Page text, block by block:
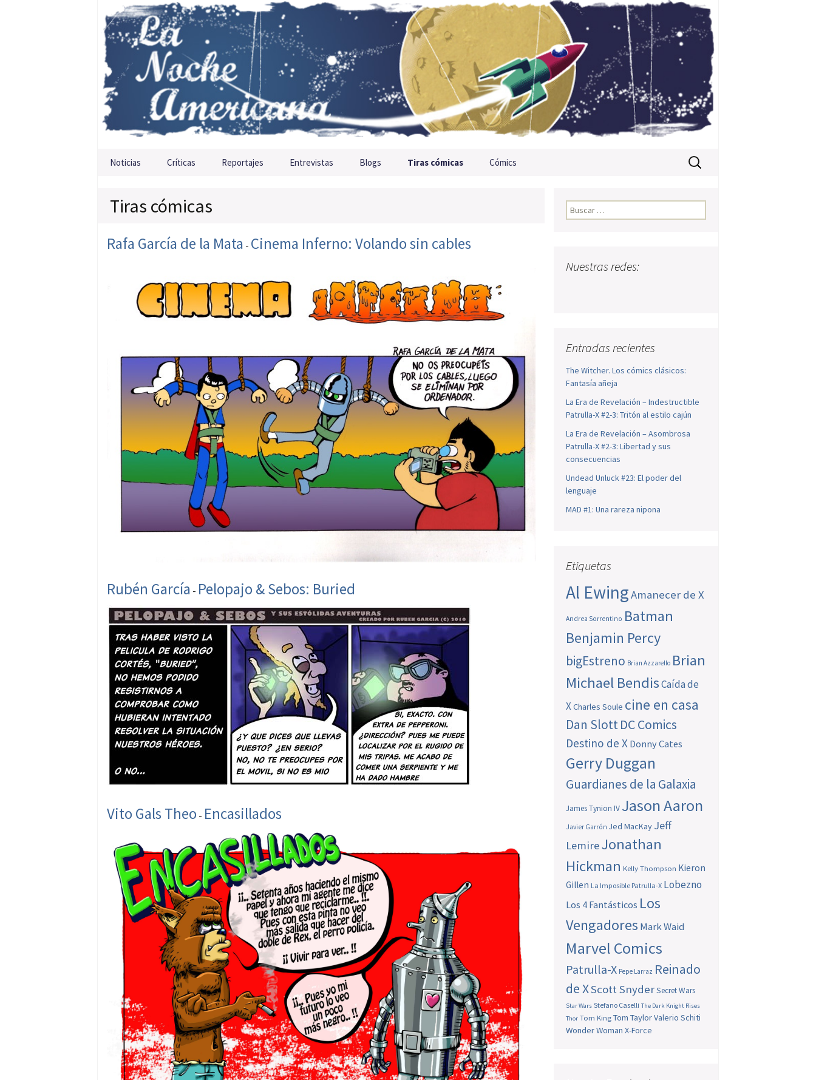
Saltar al contenido
Noticias Críticas Reportajes Entrevistas Blogs Tiras cómicas Cómics Buscar:
Tiras cómicas
Rafa García de la Mata - Cinema Inferno: Volando sin cables
Rubén García - Pelopajo & Sebos: Buried
Vito Gals Theo - Encasillados
Buscar:
Nuestras redes:
Entradas recientes
The Witcher. Los cómics clásicos:
Fantasía añeja
La Era de Revelación – Indestructible
Patrulla-X #2-3: Tritón al estilo cajún
La Era de Revelación – Asombrosa
Patrulla-X #2-3: Libertad y sus
consecuencias
Undead Unluck #23: El poder del
lenguaje
MAD #1: Una rareza nipona
Etiquetas
Al EwingAmanecer de X
Andrea Sorrentino Batman
Benjamin Percy
bigEstreno Brian Azzarello Brian
Michael BendisCaída de
XCharles Soule cine en casa
Dan SlottDC Comics
Destino de X Donny Cates
Gerry Duggan
Guardianes de la Galaxia
James Tynion IV Jason Aaron
Javier Garrón Jed MacKay Jeff
LemireJonathan
Hickman Kelly Thompson Kieron
Gillen La Imposible Patrulla-X Lobezno
Los 4 Fantásticos Los
Vengadores Mark Waid
Marvel Comics
Patrulla-X Pepe Larraz Reinado
de XScott SnyderSecret Wars
Star Wars Stefano Caselli The Dark Knight Rises
Thor Tom King Tom TaylorValerio Schiti
Wonder Woman X-Force